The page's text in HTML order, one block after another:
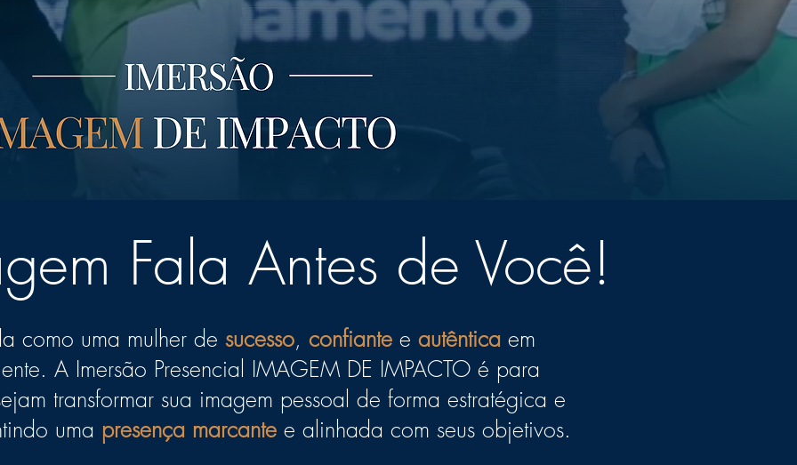
Fala Antes de Você!
como uma mulher de sucesso, confiante e autêntica em
A Imersão Presencial IMAGEM DE IMPACTO é para
transformar sua imagem pessoal de forma estratégica e
uma presença marcante e alinhada com seus objetivos.